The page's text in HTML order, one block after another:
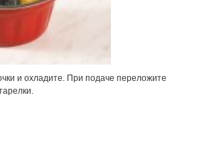
и охладите. При подаче переложите